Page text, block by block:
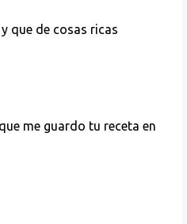
que de cosas ricas
me guardo tu receta en